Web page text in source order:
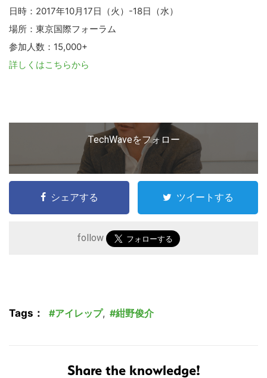
日時：2017年10月17日（火）-18日（水）
場所：東京国際フォーラム
参加人数：15,000+
詳しくはこちらから
TechWaveをフォロー
シェアする ツイートする
follow
Tags： アイレップ, 紺野俊介
Share the knowledge!